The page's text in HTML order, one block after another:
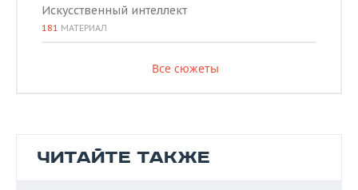
Искусственный интеллект
181 МАТЕРИАЛ
Все сюжеты
ЧИТАЙТЕ ТАКЖЕ